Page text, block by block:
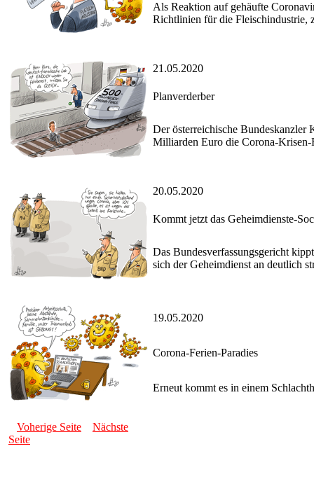
Als Reaktion auf gehäufte
Richtlinien für die Fleischindustrie,
21.05.2020
Planverderber
Der österreichische Bundeskanzler
Milliarden Euro die Corona-Krisen-
20.05.2020
Kommt jetzt das Geheimdienste-
Das Bundesverfassungsgericht
sich der Geheimdienst an deutlich
19.05.2020
Corona-Ferien-Paradies
Erneut kommt es in einem
Voherige Seite
Nächste
Seite